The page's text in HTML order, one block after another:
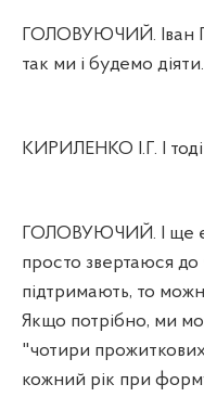
ГОЛОВУЮЧИЙ. Іван
так ми і будемо діяти.
КИРИЛЕНКО І.Г. І
ГОЛОВУЮЧИЙ. І ще є
просто звертаюся до
підтримають, то
Якщо потрібно, ми
"чотири
кожний рік при